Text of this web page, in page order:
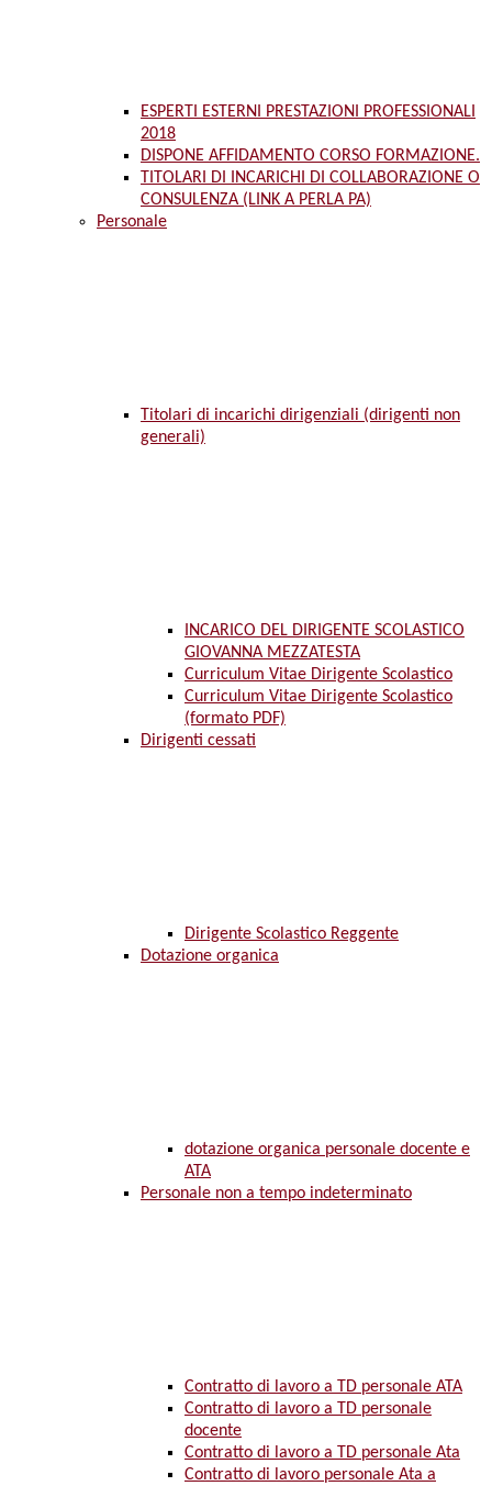
ESPERTI ESTERNI PRESTAZIONI PROFESSIONALI
2018
DISPONE AFFIDAMENTO CORSO FORMAZIONE.
TITOLARI DI INCARICHI DI COLLABORAZIONE O
CONSULENZA (LINK A PERLA PA)
Personale
Titolari di incarichi dirigenziali (dirigenti non
generali)
INCARICO DEL DIRIGENTE SCOLASTICO
GIOVANNA MEZZATESTA
Curriculum Vitae Dirigente Scolastico
Curriculum Vitae Dirigente Scolastico
(formato PDF)
Dirigenti cessati
Dirigente Scolastico Reggente
Dotazione organica
dotazione organica personale docente e
ATA
Personale non a tempo indeterminato
Contratto di lavoro a TD personale ATA
Contratto di lavoro a TD personale
docente
Contratto di lavoro a TD personale Ata
Contratto di lavoro personale Ata a